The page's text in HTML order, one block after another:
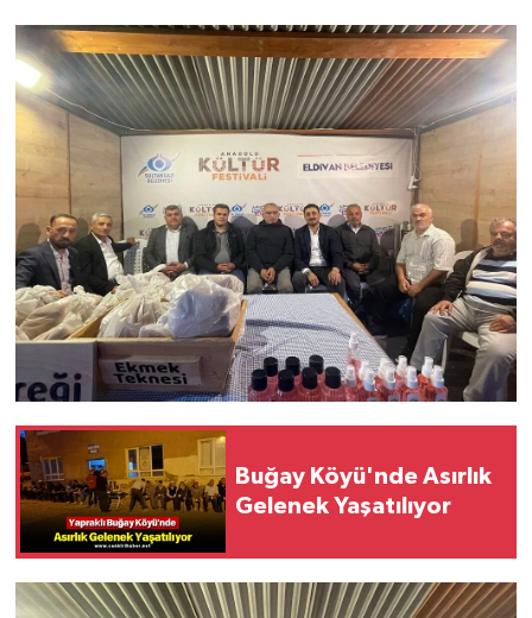
Buğay Köyü'nde Asırlık
Gelenek Yaşatılıyor